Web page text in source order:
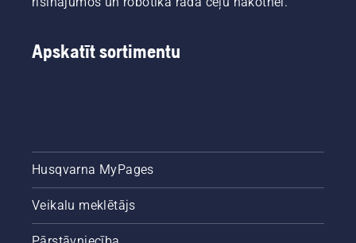
Apskatīt sortimentu
Husqvarna MyPages
Veikalu meklētājs